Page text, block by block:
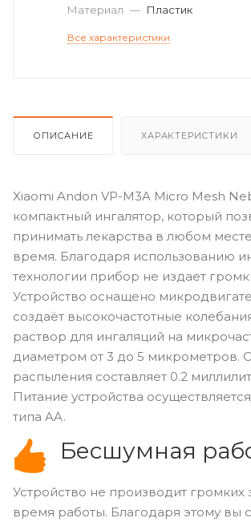
Материал — Пластик
Все характеристики
ОПИСАНИЕ ХАРАКТЕРИСТИКИ
Xiaomi Andon VP-M3A Micro Mesh
компактный ингалятор, который
принимать лекарства в любом
время. Благодаря использованию
технологии прибор не издает
Устройство оснащено
создаёт высокочастотные
раствор для ингаляций на
диаметром от 3 до 5 микрометров.
распыления составляет 0.2
Питание устройства
типа AA.
Бесшумная
Устройство не производит громких
время работы. Благодаря этому вы